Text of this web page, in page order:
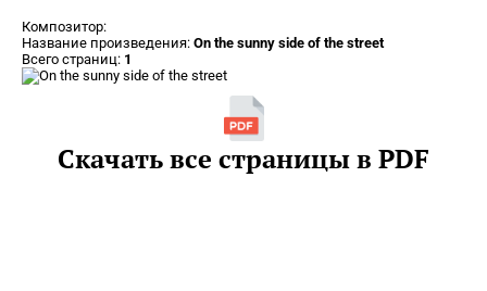
Композитор:
Название произведения: On the sunny side of the street
Всего страниц: 1
Скачать все страницы в PDF